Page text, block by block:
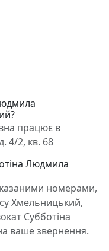
працює в
4/2, кв. 68
Людмила
номерами,
Хмельницький,
Субботіна
ваше звернення.